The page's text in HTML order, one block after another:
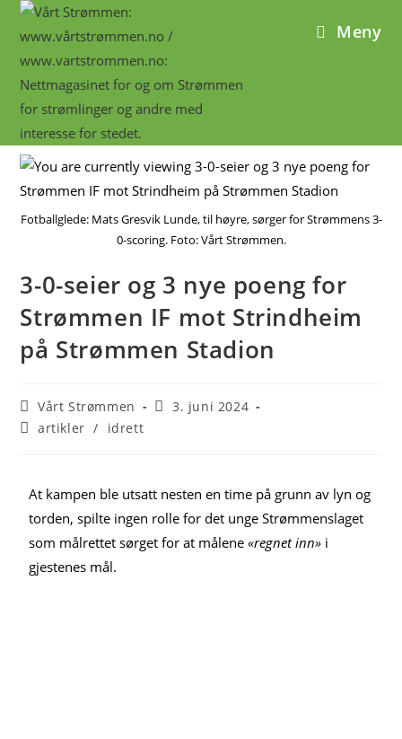
Meny
Fotballglede: Mats Gresvik Lunde, til høyre, sørger for Strømmens 3-
0-scoring. Foto: Vårt Strømmen.
3-0-seier og 3 nye poeng for
Strømmen IF mot Strindheim
på Strømmen Stadion
Vårt Strømmen
3. juni 2024
artikler / idrett
At kampen ble utsatt nesten en time på grunn av lyn og
torden, spilte ingen rolle for det unge Strømmenslaget
som målrettet sørget for at målene«regnet inn» i
gjestenes mål.